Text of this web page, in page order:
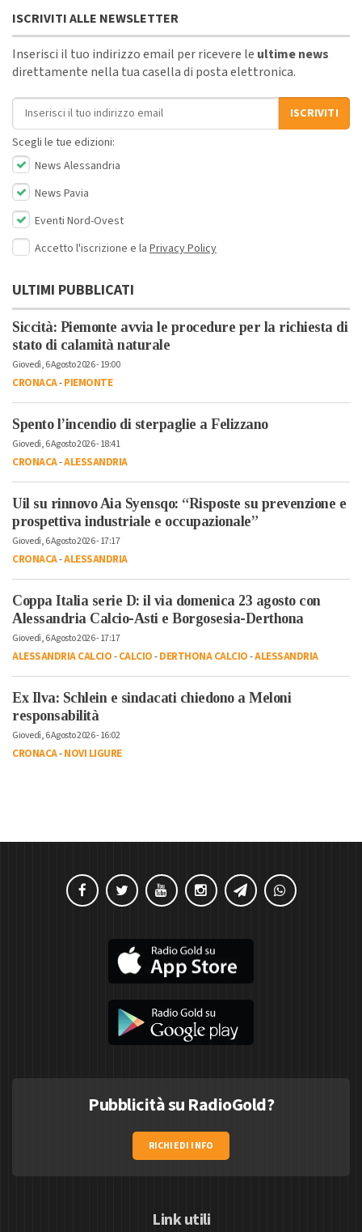
ISCRIVITI ALLE NEWSLETTER
Inserisci il tuo indirizzo email per ricevere le ultime news
direttamente nella tua casella di posta elettronica.
Indirizzo email
ISCRIVITI
Scegli le tue edizioni:
News Alessandria
News Pavia
Eventi Nord-Ovest
Accetto l'iscrizione e la Privacy Policy
ULTIMI PUBBLICATI
Siccità: Piemonte avvia le procedure per la richiesta di
stato di calamità naturale
Giovedì, 6 Agosto 2026 - 19:00
CRONACA-PIEMONTE
Spento l’incendio di sterpaglie a Felizzano
Giovedì, 6 Agosto 2026 - 18:41
CRONACA-ALESSANDRIA
Uil su rinnovo Aia Syensqo: “Risposte su prevenzione e
prospettiva industriale e occupazionale”
Giovedì, 6 Agosto 2026 - 17:17
CRONACA-ALESSANDRIA
Coppa Italia serie D: il via domenica 23 agosto con
Alessandria Calcio-Asti e Borgosesia-Derthona
Giovedì, 6 Agosto 2026 - 17:17
ALESSANDRIA CALCIO-CALCIO-DERTHONA CALCIO-ALESSANDRIA
Ex Ilva: Schlein e sindacati chiedono a Meloni
responsabilità
Giovedì, 6 Agosto 2026 - 16:02
CRONACA-NOVI LIGURE
Pubblicità su RadioGold?
RICHIEDI INFO
Link utili